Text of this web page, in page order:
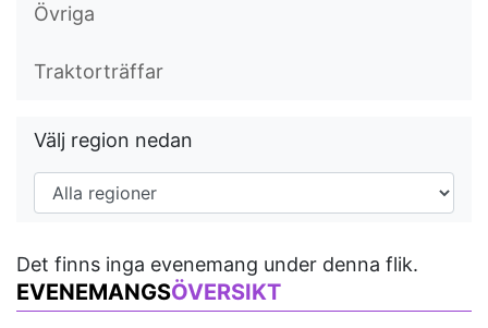
Övriga
Traktorträffar
Välj region nedan
Det finns inga evenemang under denna flik.
EVENEMANGSÖVERSIKT